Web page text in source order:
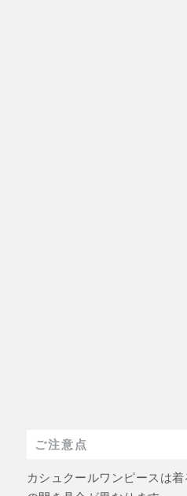
ご注意点
カシュクールワンピースは